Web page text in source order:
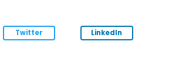
Twitter LinkedIn